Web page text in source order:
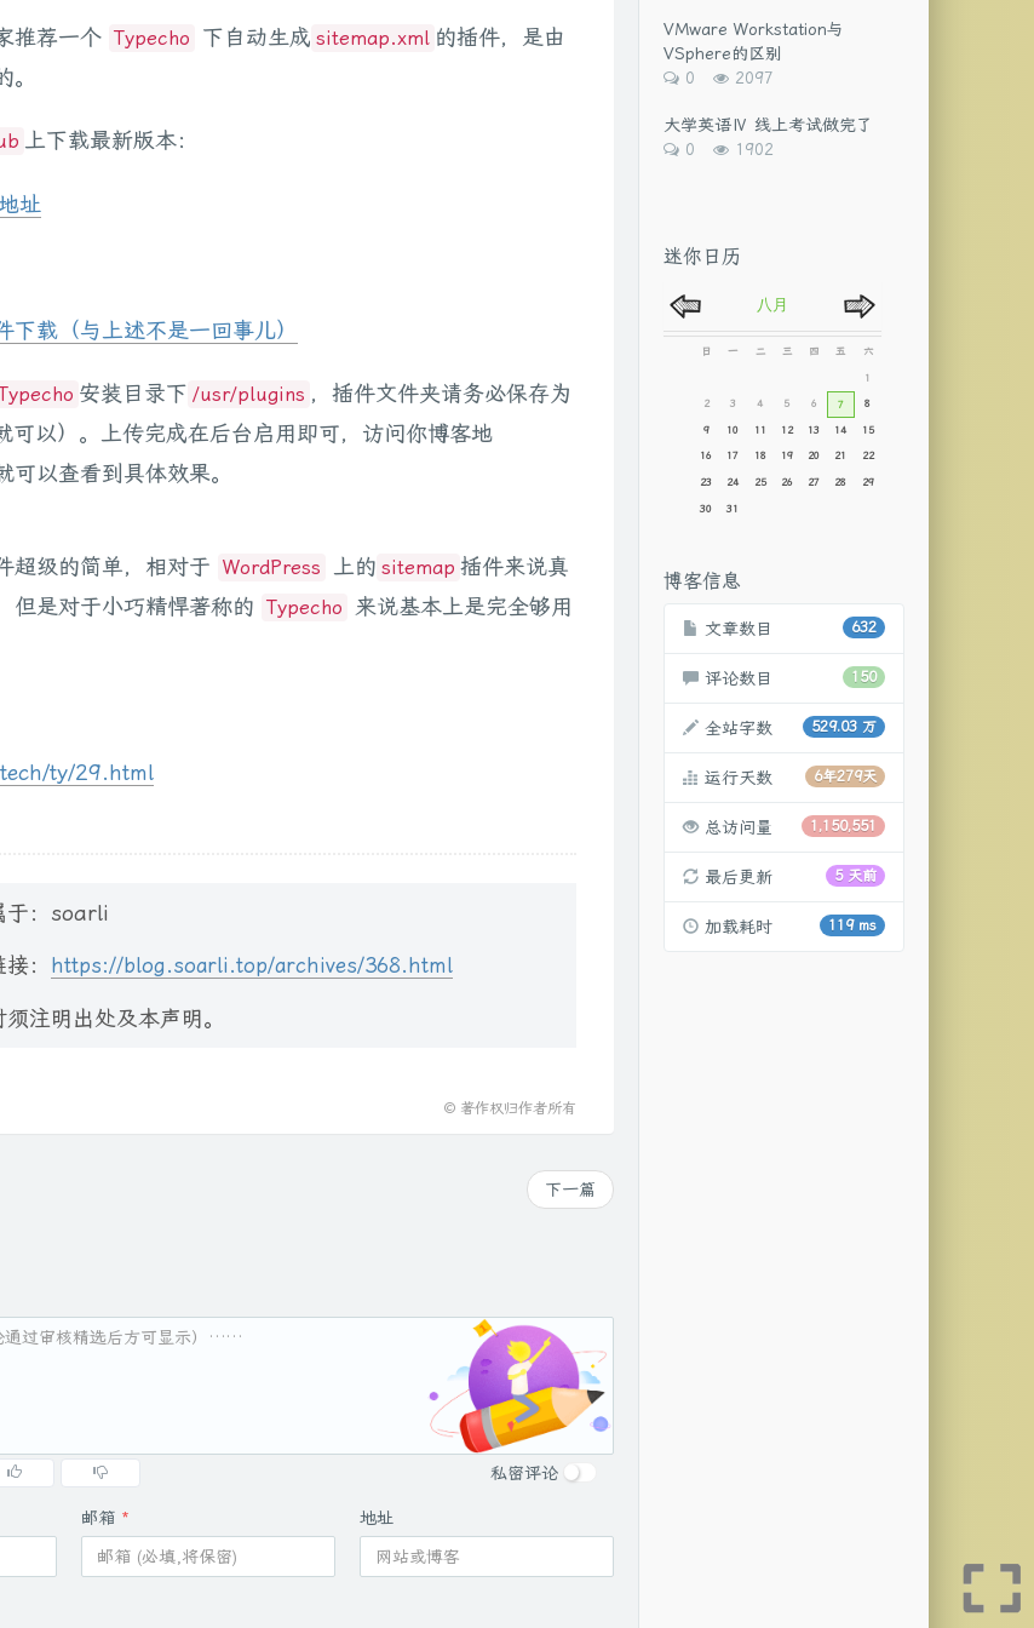
推荐一个 Typecho 下自动生成 sitemap.xml 的插件，是由
。
上下载最新版本：
址
下载（与上述不是一回事儿）
安装目录下 /usr/plugins ，插件文件夹请务必保存为
可以）。上传完成在后台启用即可，访问你博客地
可以查看到具体效果。
超级的简单，相对于 WordPress 上的 sitemap 插件来说真
但是对于小巧精悍著称的 Typecho
来说基本上是完全够用
ty/29.html
于：soarli
： https://blog.soarli.top/archives/368.html
注明出处及本声明。
© 著作权归作者所有
下一篇
私密评论
邮箱 * 地址
数：
次
数:
VMware Workstation与
VSphere的区别
评
数：
0
浏
次
数:
2097
大学英语Ⅳ 线上考试做完了
评
0
浏
1902
迷你日历
博客信息
632
文章数目
150
评论数目
529.03 万
全站字数
6年279天
运行天数
1,150,551
总访问量
5 天前
最后更新
119 ms
加载耗时